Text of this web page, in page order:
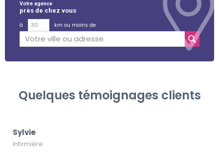
Votre agence
près de chez vous
à
km ou moins de
Quelques témoignages clients
Sylvie
Infirmière